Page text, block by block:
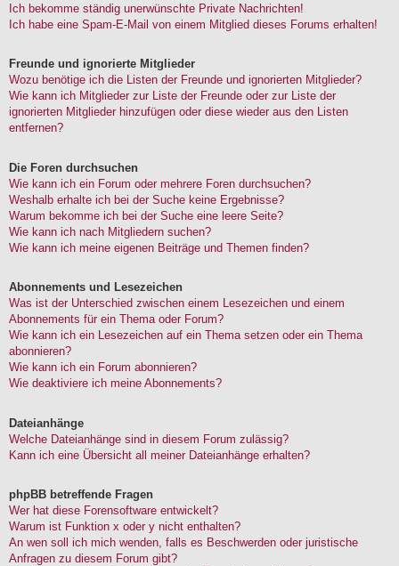
Ich bekomme ständig unerwünschte Private Nachrichten!
Ich habe eine Spam-E-Mail von einem Mitglied dieses Forums erhalten!
Freunde und ignorierte Mitglieder
Wozu benötige ich die Listen der Freunde und ignorierten Mitglieder?
Wie kann ich Mitglieder zur Liste der Freunde oder zur Liste der
ignorierten Mitglieder hinzufügen oder diese wieder aus den Listen
entfernen?
Die Foren durchsuchen
Wie kann ich ein Forum oder mehrere Foren durchsuchen?
Weshalb erhalte ich bei der Suche keine Ergebnisse?
Warum bekomme ich bei der Suche eine leere Seite?
Wie kann ich nach Mitgliedern suchen?
Wie kann ich meine eigenen Beiträge und Themen finden?
Abonnements und Lesezeichen
Was ist der Unterschied zwischen einem Lesezeichen und einem
Abonnements für ein Thema oder Forum?
Wie kann ich ein Lesezeichen auf ein Thema setzen oder ein Thema
abonnieren?
Wie kann ich ein Forum abonnieren?
Wie deaktiviere ich meine Abonnements?
Dateianhänge
Welche Dateianhänge sind in diesem Forum zulässig?
Kann ich eine Übersicht all meiner Dateianhänge erhalten?
phpBB betreffende Fragen
Wer hat diese Forensoftware entwickelt?
Warum ist Funktion x oder y nicht enthalten?
An wen soll ich mich wenden, falls es Beschwerden oder juristische
Anfragen zu diesem Forum gibt?